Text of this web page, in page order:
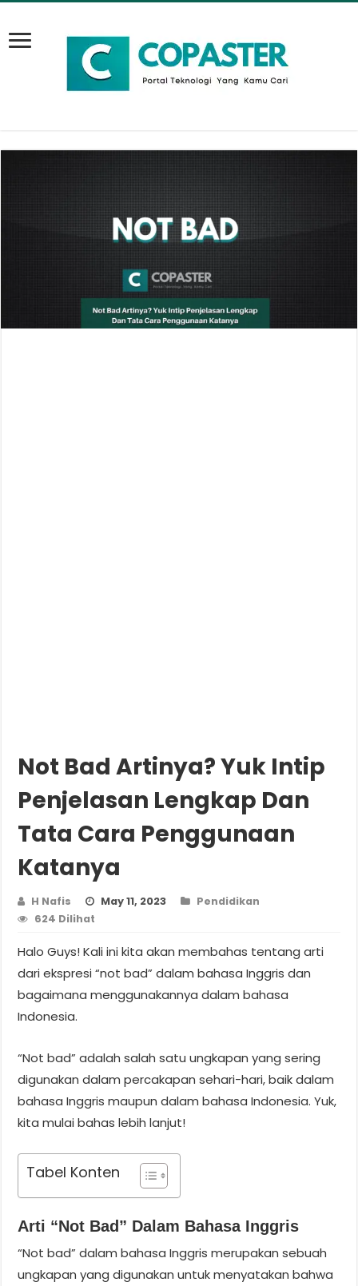
Not Bad Artinya? Yuk Intip
Penjelasan Lengkap Dan
Tata Cara Penggunaan
Katanya
H Nafis May 11, 2023
Pendidikan
624 Dilihat
Halo Guys! Kali ini kita akan membahas tentang arti
dari ekspresi “not bad” dalam bahasa Inggris dan
bagaimana menggunakannya dalam bahasa
Indonesia.
“Not bad” adalah salah satu ungkapan yang sering
digunakan dalam percakapan sehari-hari, baik dalam
bahasa Inggris maupun dalam bahasa Indonesia. Yuk,
kita mulai bahas lebih lanjut!
Tabel Konten
Arti “not Bad” Dalam Bahasa Inggris
“Not bad” dalam bahasa Inggris merupakan sebuah
ungkapan yang digunakan untuk menyatakan bahwa